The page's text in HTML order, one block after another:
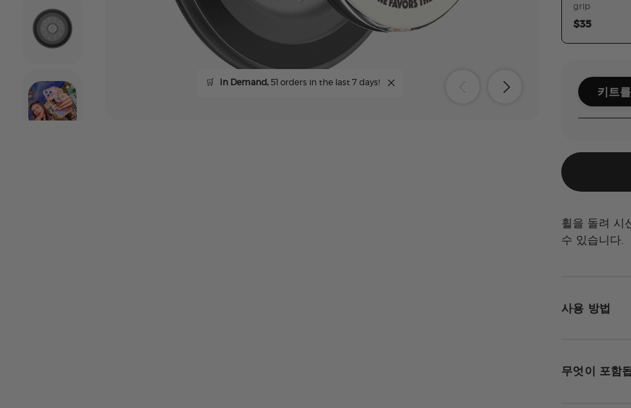
🛒 In Demand,51 orders in the last 7 days!
grip
$35
키트
휠을 돌려 시
수 있습니다.
사용 방법
무엇이 포함